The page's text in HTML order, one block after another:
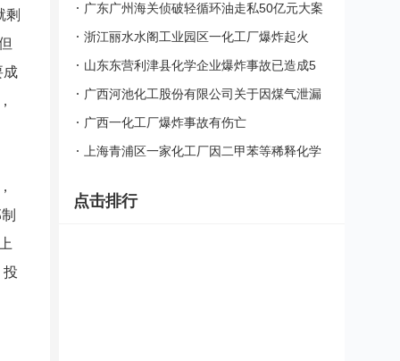
剩
成
投
广东广州海关侦破轻循环油走私50亿元大案
浙江丽水水阁工业园区一化工厂爆炸起火
空气中有刺鼻气味
山东东营利津县化学企业爆炸事故已造成5
人死亡
广西河池化工股份有限公司关于因煤气泄漏
引发爆燃事故的公告
广西一化工厂爆炸事故有伤亡
上海青浦区一家化工厂因二甲苯等稀释化学
点击排行